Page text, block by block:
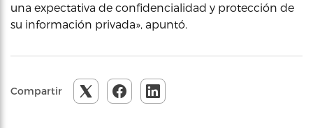
una expectativa de confidencialidad y protección de
su información privada», apuntó.
Compartir